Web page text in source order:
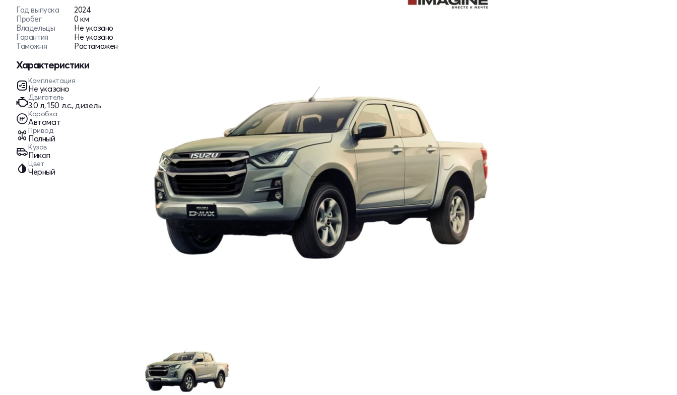
Год выпуска
2024
Пробег
0 км
Владельцы
Не указано
Гарантия
Не указано
Таможня
Растаможен
Характеристики
Комплектация
Не указано
Двигатель
3.0 л, 150 л.с., дизель
Коробка
Автомат
Привод
Полный
Кузов
Пикап
Цвет
Черный